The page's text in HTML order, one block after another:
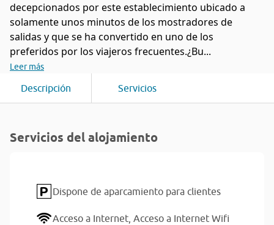
decepcionados por este establecimiento ubicado a
solamente unos minutos de los mostradores de
salidas y que se ha convertido en uno de los
preferidos por los viajeros frecuentes.¿Bu...
Leer más
Descripción Servicios
Servicios del alojamiento
Dispone de aparcamiento para clientes
Acceso a Internet, Acceso a Internet Wifi